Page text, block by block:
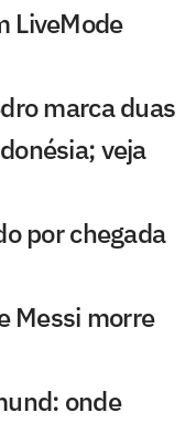
LiveMode
marca duas
veja
por chegada
Messi morre
onde